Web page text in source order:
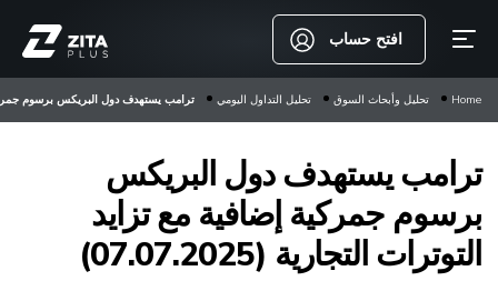
افتح حساب
Home تحليل وأبحاث السوق تحليل التداول اليومي ترامب يستهدف دول البريكس برسوم جمركية
ترامب يستهدف دول البريكس
برسوم جمركية إضافية مع تزايد
التوترات التجارية (07.07.2025)